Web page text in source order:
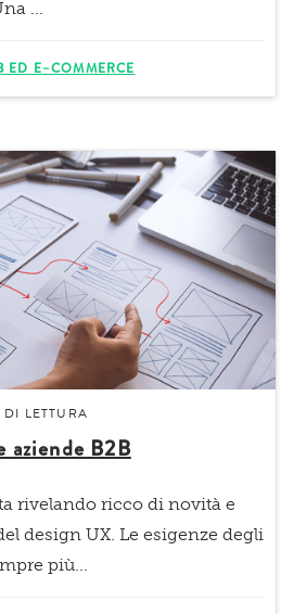
ED E–COMMERCE
DI LETTURA
B2B
rivelando ricco di novità e
design UX. Le esigenze degli
più...